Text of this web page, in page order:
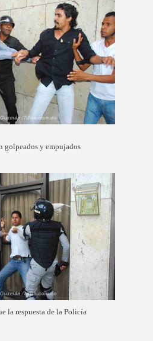
golpeados y empujados
la respuesta de la Policía